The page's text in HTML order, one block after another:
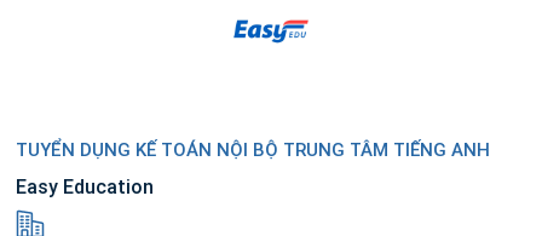
TUYỂN DỤNG KẾ TOÁN NỘI BỘ TRUNG TÂM TIẾNG ANH
Easy Education